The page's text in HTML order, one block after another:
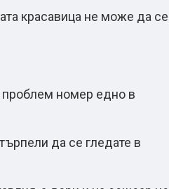
красавица не може да се
проблем номер едно в
да се гледате в